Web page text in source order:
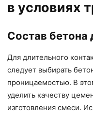
в условиях
Состав бетона
Для длительного
следует выбирать
проницаемостью. В
уделить качеству
изготовления смеси.